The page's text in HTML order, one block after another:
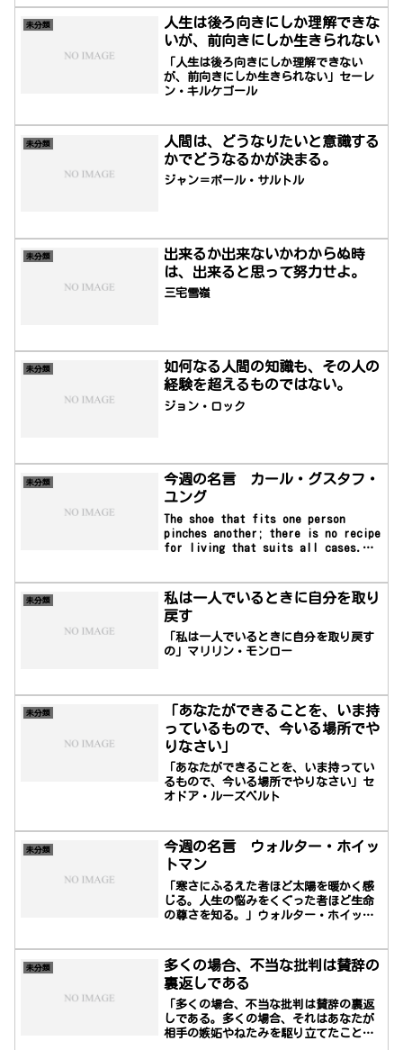
未分類
人生は後ろ向きにしか理解できな
いが、前向きにしか生きられない
「人生は後ろ向きにしか理解できない
が、前向きにしか生きられない」セーレ
ン・キルケゴール
未分類
人間は、どうなりたいと意識する
かでどうなるかが決まる。
ジャン＝ポール・サルトル
未分類
出来るか出来ないかわからぬ時
は、出来ると思って努力せよ。
三宅雪嶺
未分類
如何なる人間の知識も、その人の
経験を超えるものではない。
ジョン・ロック
未分類
今週の名言 カール・グスタフ・
ユング
The shoe that fits one person
pinches another; there is no recipe
for living that suits all cases.
間に適したレシピなどない。」＊カー
ル・グスタフ・ユング（Carl Gustav
Jung、1875年7月26日 - 1961年6月6...
未分類
私は一人でいるときに自分を取り
戻す
「私は一人でいるときに自分を取り戻す
の」マリリン・モンロー
未分類
「あなたができることを、いま持
っているもので、今いる場所でや
りなさい」
「あなたができることを、いま持ってい
るもので、今いる場所でやりなさい」セ
オドア・ルーズベルト
未分類
今週の名言 ウォルター・ホイッ
トマン
「寒さにふるえた者ほど太陽を暖かく感
じる。人生の悩みをくぐった者ほど生命
の尊さを知る。」ウォルター・ホイット
の詩人、随筆家、ジャーナリスト、ヒュ
ーマニスト。超越主義から写実主義への
過渡期を代表する人物の一人で、作品に
は両方の様相が取り込まれている。アメ
リカ文学において最も影響力の大きい作
家の...
未分類
多くの場合、不当な批判は賛辞の
裏返しである
「多くの場合、不当な批判は賛辞の裏返
しである。多くの場合、それはあなたが
相手の嫉妬やねたみを駆り立てたことを